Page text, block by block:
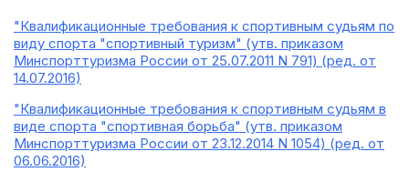
"Квалификационные требования к спортивным судьям по
виду спорта "спортивный туризм" (утв. приказом
Минспорттуризма России от 25.07.2011 N 791) (ред. от
14.07.2016)
"Квалификационные требования к спортивным судьям в
виде спорта "спортивная борьба" (утв. приказом
Минспорттуризма России от 23.12.2014 N 1054) (ред. от
06.06.2016)